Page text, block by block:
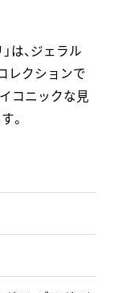
は、ジェラル
レクションで
コニックな見
。